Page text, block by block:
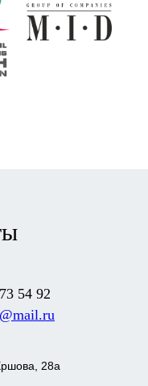
54 92
28а